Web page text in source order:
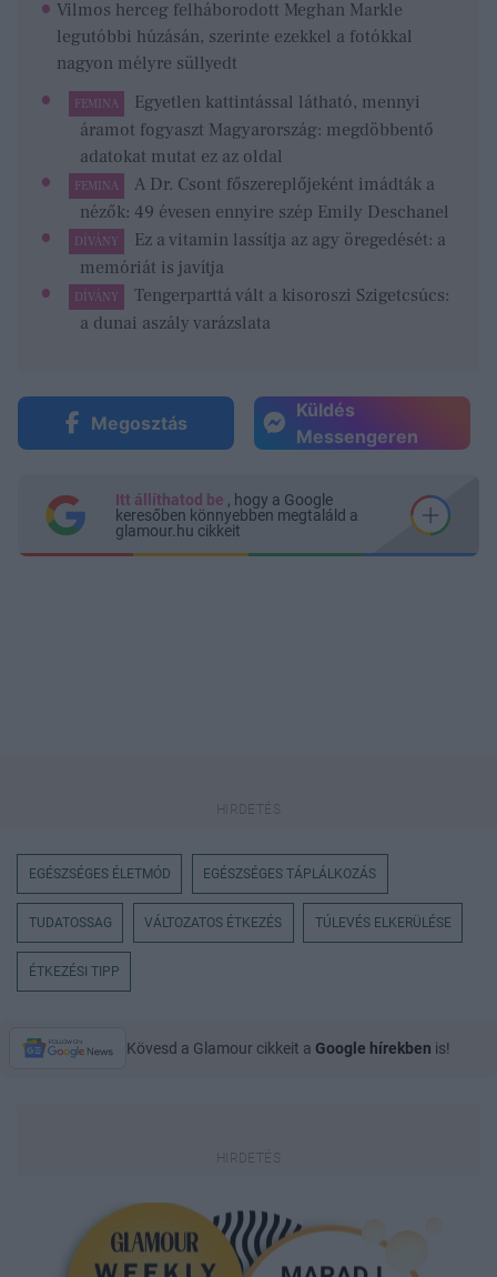
Vilmos herceg felháborodott Meghan Markle
legutóbbi húzásán, szerinte ezekkel a fotókkal
nagyon mélyre süllyedt
FEMINA
Egyetlen kattintással látható, mennyi
áramot fogyaszt Magyarország: megdöbbentő
adatokat mutat ez az oldal
FEMINA
A Dr. Csont főszereplőjeként imádták a
nézők: 49 évesen ennyire szép Emily Deschanel
DÍVÁNY
Ez a vitamin lassítja az agy öregedését: a
memóriát is javítja
DÍVÁNY
Tengerparttá vált a kisoroszi Szigetcsúcs:
a dunai aszály varázslata
Megosztás
Küldés
Messengeren
Itt állíthatod be , hogy a Google
keresőben könnyebben megtaláld a
glamour.hu cikkeit
EGÉSZSÉGES ÉLETMÓD EGÉSZSÉGES TÁPLÁLKOZÁS
TUDATOSSAG VÁLTOZATOS ÉTKEZÉS TÚLEVÉS ELKERÜLÉSE
ÉTKEZÉSI TIPP
Kövesd a Glamour cikkeit a Google hírekben is!